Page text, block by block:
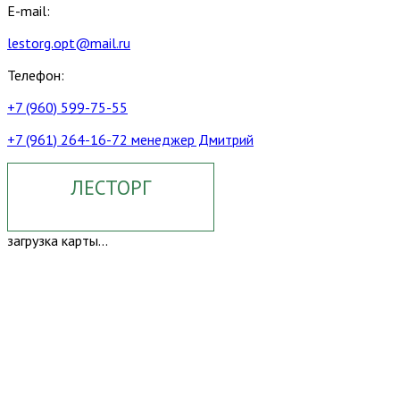
E-mail:
lestorg.opt@mail.ru
Телефон:
+7 (960) 599-75-55
+7 (961) 264-16-72 менеджер Дмитрий
ЛЕСТОРГ
загрузка карты...